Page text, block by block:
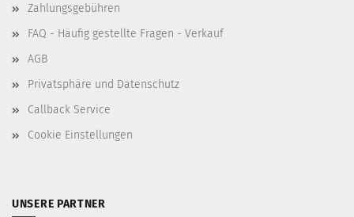
Zahlungsgebühren
FAQ - Häufig gestellte Fragen - Verkauf
AGB
Privatsphäre und Datenschutz
Callback Service
Cookie Einstellungen
UNSERE PARTNER